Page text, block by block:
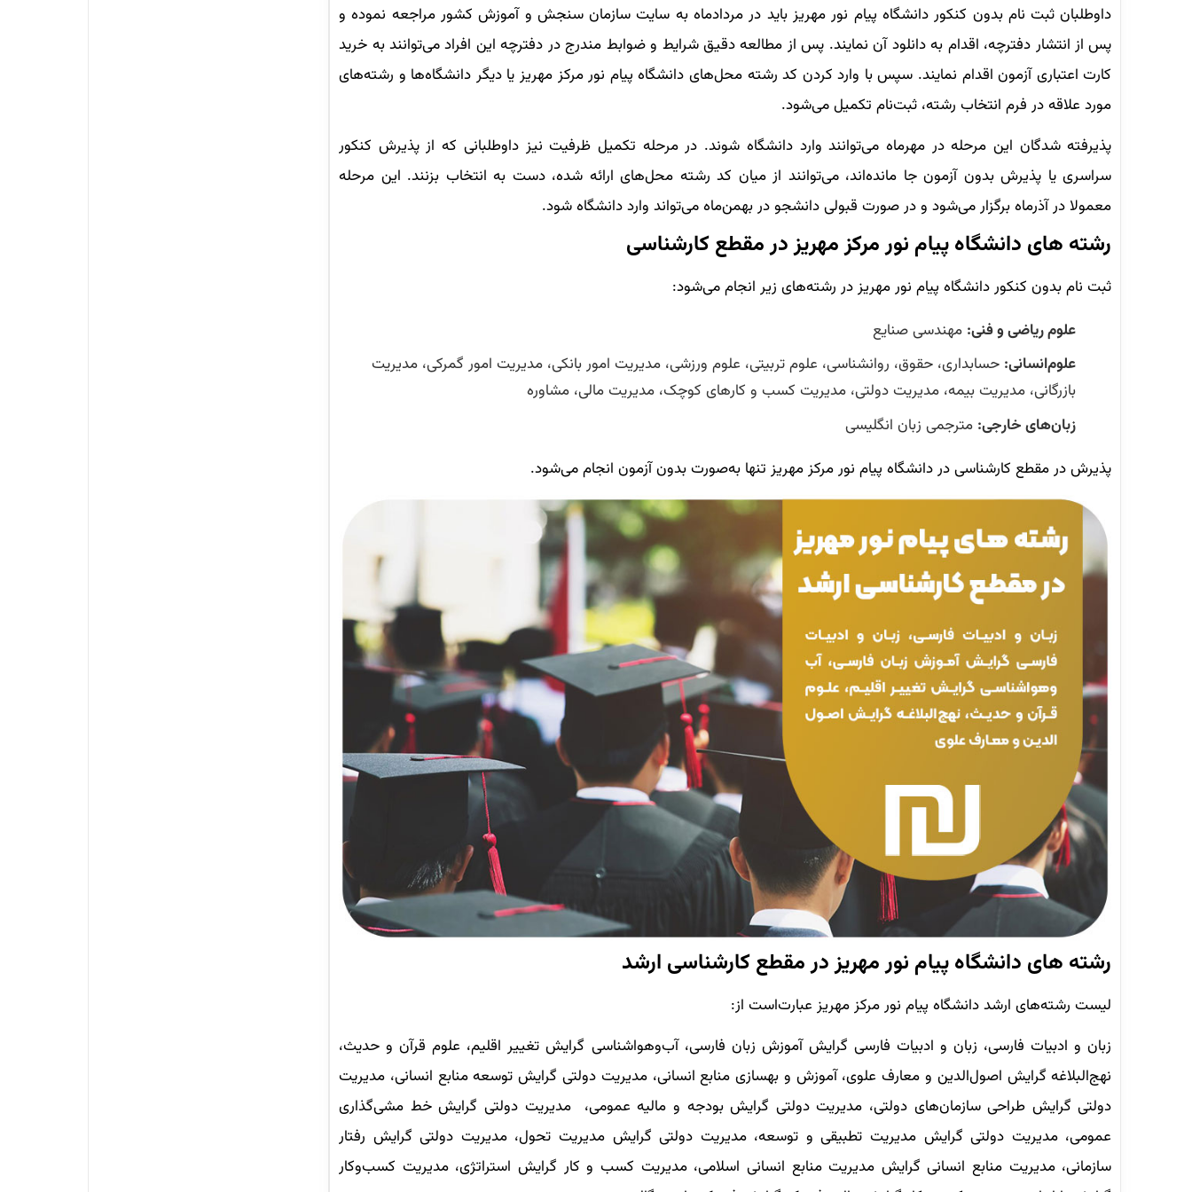
داوطلبان ثبت نام بدون کنکور دانشگاه پیام نور مهریز باید در مردادماه به سایت سازمان سنجش و آموزش کشور مراجعه نموده و
پس از انتشار دفترچه، اقدام به دانلود آن نمایند. پس از مطالعه دقیق شرایط و ضوابط مندرج در دفترچه این افراد می‌توانند به خرید
کارت اعتباری آزمون اقدام نمایند. سپس با وارد کردن کد رشته محل‌های دانشگاه پیام نور مرکز مهریز یا دیگر دانشگاه‌ها و رشته‌های
مورد علاقه در فرم انتخاب رشته، ثبت‌نام تکمیل می‌شود.
پذیرفته شدگان این مرحله در مهرماه می‌توانند وارد دانشگاه شوند. در مرحله تکمیل ظرفیت نیز داوطلبانی که از پذیرش کنکور
سراسری یا پذیرش بدون آزمون جا مانده‌اند، می‌توانند از میان کد رشته محل‌های ارائه شده، دست به انتخاب بزنند. این مرحله
معمولا در آذرماه برگزار می‌شود و در صورت قبولی دانشجو در بهمن‌ماه می‌تواند وارد دانشگاه شود.
رشته های دانشگاه پیام نور مرکز مهریز در مقطع کارشناسی
ثبت نام بدون کنکور دانشگاه پیام نور مهریز در رشته‌های زیر انجام می‌شود:
علوم ریاضی و فنی: مهندسی صنایع
علوم‌انسانی: حسابداری، حقوق، روانشناسی، علوم تربیتی، علوم ورزشی، مدیریت امور بانکی، مدیریت امور گمرکی، مدیریت
بازرگانی، مدیریت بیمه، مدیریت دولتی، مدیریت کسب و کارهای کوچک، مدیریت مالی، مشاوره
زبان‌های خارجی: مترجمی زبان انگلیسی
پذیرش در مقطع کارشناسی در دانشگاه پیام نور مرکز مهریز تنها به‌صورت بدون آزمون انجام می‌شود.
رشته های دانشگاه پیام نور مهریز در مقطع کارشناسی ارشد
لیست رشته‌های ارشد دانشگاه پیام نور مرکز مهریز عبارت‌است از:
زبان و ادبیات فارسی، زبان و ادبیات فارسی گرایش آموزش زبان فارسی، آب‌وهواشناسی گرایش تغییر اقلیم، علوم قرآن و حدیث،
نهج‌البلاغه گرایش اصول‌الدین و معارف علوی، آموزش و بهسازی منابع انسانی، مدیریت دولتی گرایش توسعه منابع انسانی، مدیریت
دولتی گرایش طراحی سازمان‌های دولتی، مدیریت دولتی گرایش بودجه و مالیه عمومی، مدیریت دولتی گرایش خط مشی‌گذاری
عمومی، مدیریت دولتی گرایش مدیریت تطبیقی و توسعه، مدیریت دولتی گرایش مدیریت تحول، مدیریت دولتی گرایش رفتار
سازمانی، مدیریت منابع انسانی گرایش مدیریت منابع انسانی اسلامی، مدیریت کسب و کار گرایش استراتژی، مدیریت کسب‌وکار